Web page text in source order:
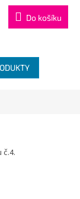
Do košíku